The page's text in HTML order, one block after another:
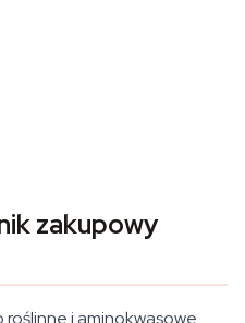
zakupowy
i aminokwasowe